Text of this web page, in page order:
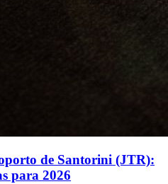
de Santorini (JTR):
para 2026